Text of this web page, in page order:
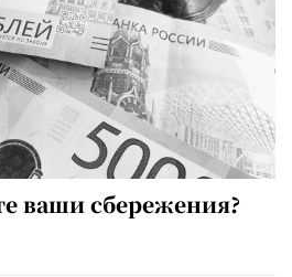
ваши сбережения?